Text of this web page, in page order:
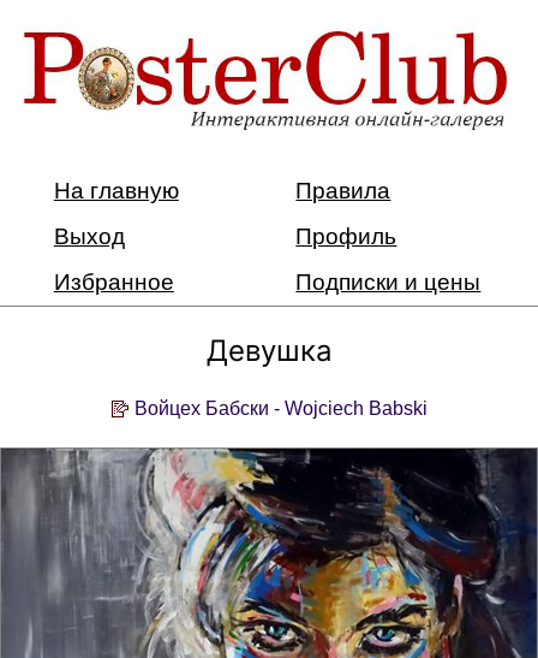
На главную
Правила
Выход
Профиль
Избранное
Подписки и цены
Девушка
Войцех Бабски - Wojciech Babski